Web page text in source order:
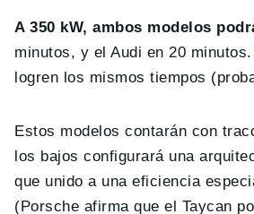
A 350 kW, ambos modelos
minutos, y el Audi en 20
logren los mismos tiempos
Estos modelos contarán con
los bajos configurará una
que unido a una eficiencia
(Porsche afirma que el Taycan